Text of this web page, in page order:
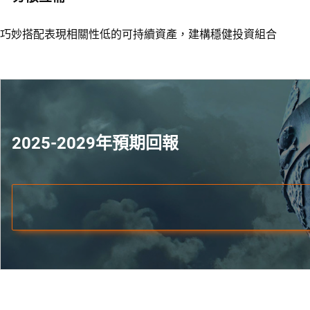
巧妙搭配表現相關性低的可持續資產，建構穩健投資組合
2025-2029年預期回報